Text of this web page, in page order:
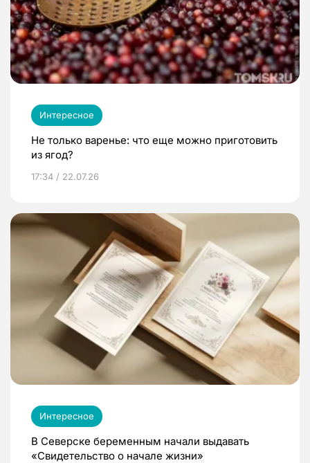
Интересное
Не только варенье: что еще можно приготовить
из ягод?
17:34 / 22.07.26
Интересное
В Северске беременным начали выдавать
«Свидетельство о начале жизни»